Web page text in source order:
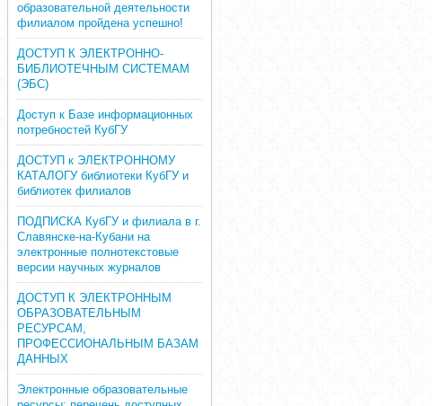
образовательной деятельности
филиалом пройдена успешно!
ДОСТУП К ЭЛЕКТРОННО-
БИБЛИОТЕЧНЫМ СИСТЕМАМ
(ЭБС)
Доступ к Базе информационных
потребностей КубГУ
ДОСТУП к ЭЛЕКТРОННОМУ
КАТАЛОГУ библиотеки КубГУ и
библиотек филиалов
ПОДПИСКА КубГУ и филиала в г.
Славянске-на-Кубани на
электронные полнотекстовые
версии научных журналов
ДОСТУП К ЭЛЕКТРОННЫМ
ОБРАЗОВАТЕЛЬНЫМ
РЕСУРСАМ,
ПРОФЕССИОНАЛЬНЫМ БАЗАМ
ДАННЫХ
Электронные образовательные